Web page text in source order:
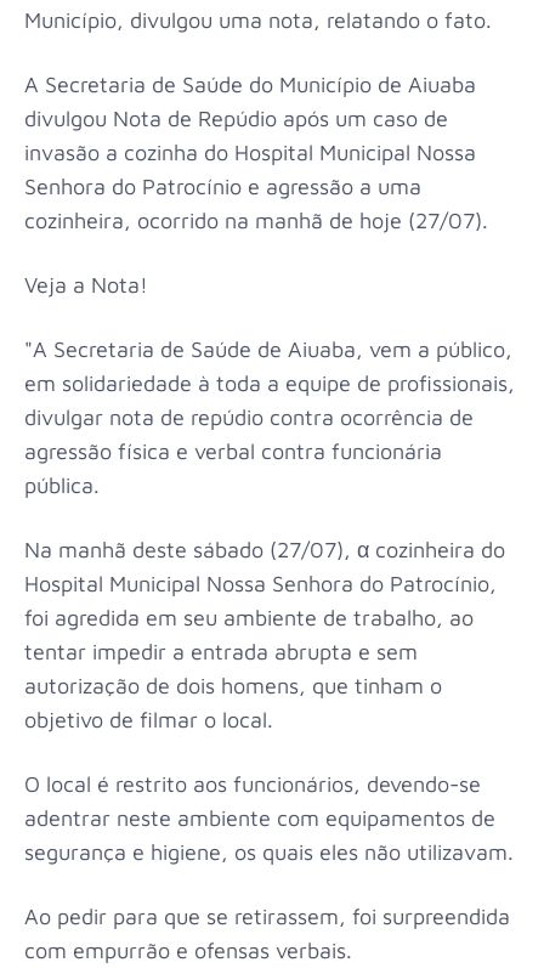
Município, divulgou uma nota, relatando o fato.
A Secretaria de Saúde do Município de Aiuaba
divulgou Nota de Repúdio após um caso de
invasão a cozinha do Hospital Municipal Nossa
Senhora do Patrocínio e agressão a uma
cozinheira, ocorrido na manhã de hoje (27/07).
Veja a Nota!
"A Secretaria de Saúde de Aiuaba, vem a público,
em solidariedade à toda a equipe de profissionais,
divulgar nota de repúdio contra ocorrência de
agressão física e verbal contra funcionária
pública.
Na manhã deste sábado (27/07), α cozinheira do
Hospital Municipal Nossa Senhora do Patrocínio,
foi agredida em seu ambiente de trabalho, ao
tentar impedir a entrada abrupta e sem
autorização de dois homens, que tinham o
objetivo de filmar o local.
O local é restrito aos funcionários, devendo-se
adentrar neste ambiente com equipamentos de
segurança e higiene, os quais eles não utilizavam.
Ao pedir para que se retirassem, foi surpreendida
com empurrão e ofensas verbais.